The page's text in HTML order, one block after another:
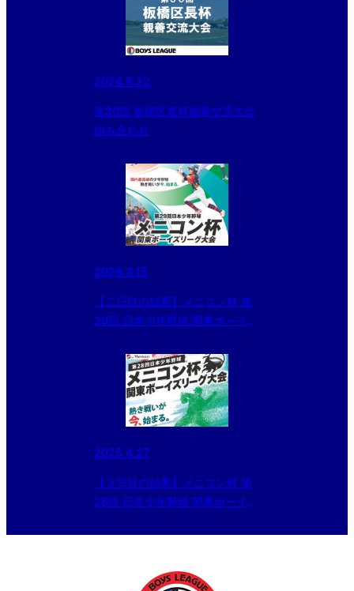
2024.8.22
第30回 板橋区長杯親善交流大会
組み合わせ
2026.3.15
【二日目の結果】メニコン杯 第
29回 日本少年野球 関東ボーイズ
2025.4.27
【３日目の結果】メニコン杯 第
28回 日本少年野球 関東ボーイズ